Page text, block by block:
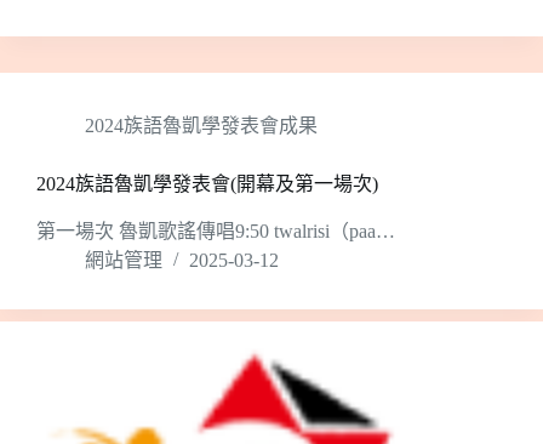
2024族語魯凱學發表會成果
2024族語魯凱學發表會(開幕及第一場次)
第一場次 魯凱歌謠傳唱9:50 twalrisi（paa…
網站管理
2025-03-12